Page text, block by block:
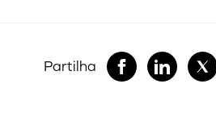
Partilha